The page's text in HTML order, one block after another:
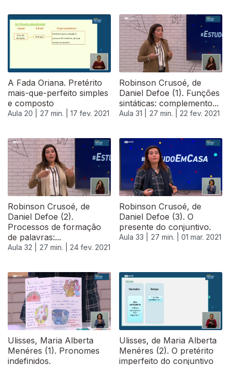
A Fada Oriana. Pretérito
mais-que-perfeito simples
e composto
Aula 20 | 27 min. | 17 fev. 2021
Robinson Crusoé, de
Daniel Defoe (1). Funções
sintáticas: complemento...
Aula 31 | 27 min. | 22 fev. 2021
Robinson Crusoé, de
Daniel Defoe (2).
Processos de formação
de palavras:...
Aula 32 | 27 min. | 24 fev. 2021
Robinson Crusoé, de
Daniel Defoe (3). O
presente do conjuntivo.
Aula 33 | 27 min. | 01 mar. 2021
Ulisses, Maria Alberta
Menéres (1). Pronomes
indefinidos.
Ulisses, de Maria Alberta
Menéres (2). O pretérito
imperfeito do conjuntivo
529115